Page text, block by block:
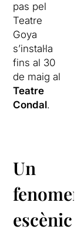
pas pel
Teatre
Goya
s’instal·la
fins al 30
de maig al
Teatre
Condal.
Un
fenomen
escènic